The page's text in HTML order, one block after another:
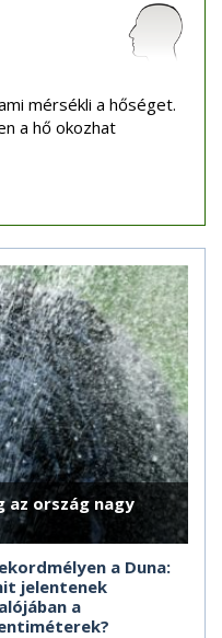
mérsékli a hőséget.
a hő okozhat
az ország nagy
a Duna:
jelentenek
a